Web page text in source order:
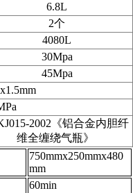
6.8L
2个
4080L
30Mpa
45Mpa
2002《铝合金内胆纤
维全缠绕气瓶》
750mmx250mmx480
mm
60min